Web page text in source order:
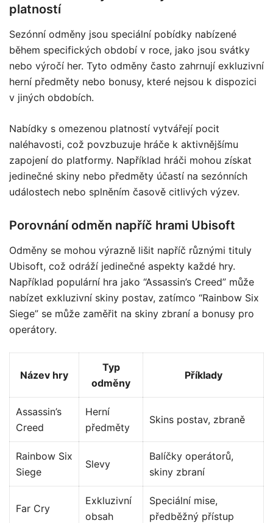
platností
Sezónní odměny jsou speciální pobídky nabízené
během specifických období v roce, jako jsou svátky
nebo výročí her. Tyto odměny často zahrnují exkluzivní
herní předměty nebo bonusy, které nejsou k dispozici
v jiných obdobích.
Nabídky s omezenou platností vytvářejí pocit
naléhavosti, což povzbuzuje hráče k aktivnějšímu
zapojení do platformy. Například hráči mohou získat
jedinečné skiny nebo předměty účastí na sezónních
událostech nebo splněním časově citlivých výzev.
Porovnání odměn napříč hrami Ubisoft
Odměny se mohou výrazně lišit napříč různými tituly
Ubisoft, což odráží jedinečné aspekty každé hry.
Například populární hra jako “Assassin’s Creed” může
nabízet exkluzivní skiny postav, zatímco “Rainbow Six
Siege” se může zaměřit na skiny zbraní a bonusy pro
operátory.
Název hry
Typ
odměny
Příklady
Assassin’s
Creed
Herní
předměty
Skins postav, zbraně
Rainbow Six
Siege
Slevy
Balíčky operátorů,
skiny zbraní
Far Cry
Exkluzivní
obsah
Speciální mise,
předběžný přístup